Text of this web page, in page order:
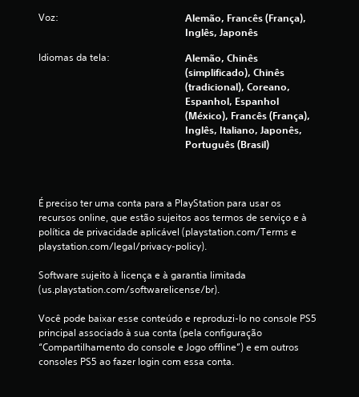
Voz:
Alemão, Francês (França),
Inglês, Japonês
Idiomas da tela:
Alemão, Chinês
(simplificado), Chinês
(tradicional), Coreano,
Espanhol, Espanhol
(México), Francês (França),
Inglês, Italiano, Japonês,
Português (Brasil)
É preciso ter uma conta para a PlayStation para usar os
recursos online, que estão sujeitos aos termos de serviço e à
política de privacidade aplicável (playstation.com/Terms e
playstation.com/legal/privacy-policy).
Software sujeito à licença e à garantia limitada
(us.playstation.com/softwarelicense/br).
Você pode baixar esse conteúdo e reproduzi-lo no console PS5
principal associado à sua conta (pela configuração
“Compartilhamento do console e Jogo offline”) e em outros
consoles PS5 ao fazer login com essa conta.